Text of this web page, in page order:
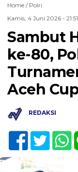
Home / Polri
Kamis, 4 Juni 2026 -
Sambut
ke-80,
Aceh
REDAKSI